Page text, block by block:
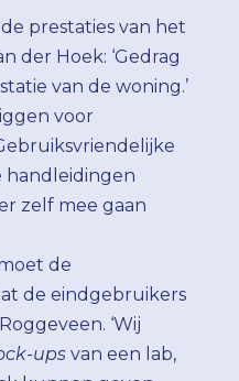
prestaties van het
der Hoek: ‘Gedrag
van de woning.’
voor
zelf mee gaan
de
de eindgebruikers
‘Wij
ups van een lab,